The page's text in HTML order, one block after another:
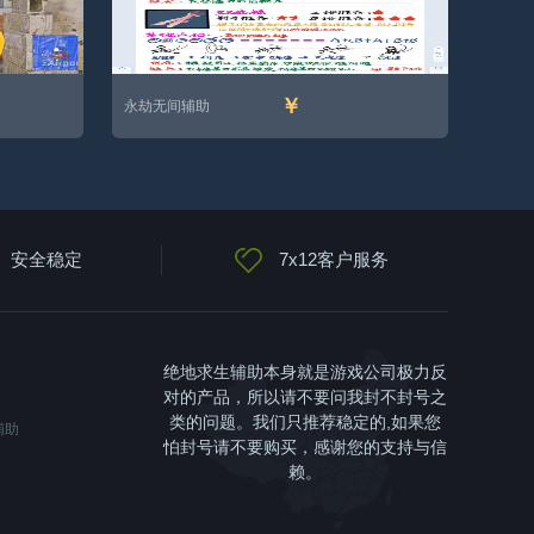
永劫无间辅助 ￥
安全稳定 7x12客户服务
助
绝地求生辅助本身就是游戏公司极力反
对的产品，所以请不要问我封不封号之
类的问题。我们只推荐稳定的,如果您
怕封号请不要购买，感谢您的支持与信
赖。